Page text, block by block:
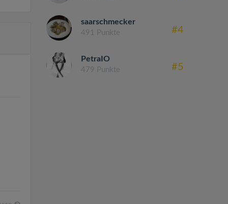
saarschmecker
491 Punkte #4
PetraIO
479 Punkte #5